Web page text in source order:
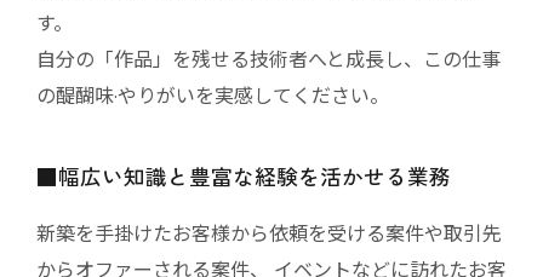
す。
自分の「作品」を残せる技術者へと成長し、この仕事
の醍醐味·やりがいを実感してください。
■幅広い知識と豊富な経験を活かせる業務
新築を手掛けたお客様から依頼を受ける案件や取引先
からオファーされる案件、 イベントなどに訪れたお客